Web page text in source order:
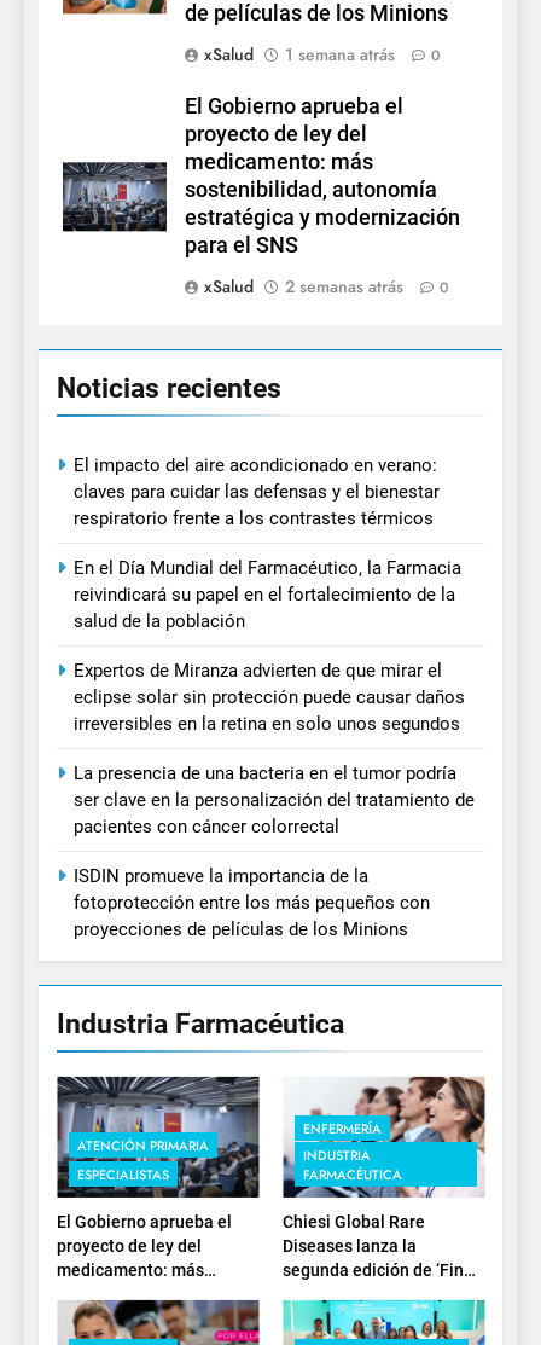
de películas de los Minions
xSalud
1 semana atrás 0
El Gobierno aprueba el
proyecto de ley del
medicamento: más
sostenibilidad, autonomía
estratégica y modernización
para el SNS
xSalud
2 semanas atrás 0
Noticias recientes
El impacto del aire acondicionado en verano:
claves para cuidar las defensas y el bienestar
respiratorio frente a los contrastes térmicos
En el Día Mundial del Farmacéutico, la Farmacia
reivindicará su papel en el fortalecimiento de la
salud de la población
Expertos de Miranza advierten de que mirar el
eclipse solar sin protección puede causar daños
irreversibles en la retina en solo unos segundos
La presencia de una bacteria en el tumor podría
ser clave en la personalización del tratamiento de
pacientes con cáncer colorrectal
ISDIN promueve la importancia de la
fotoprotección entre los más pequeños con
proyecciones de películas de los Minions
Industria Farmacéutica
ATENCIÓN PRIMARIA
ESPECIALISTAS
El Gobierno aprueba el
proyecto de ley del
medicamento: más
sostenibilidad, autonomía
estratégica y
ENFERMERÍA
INDUSTRIA
FARMACÉUTICA
Chiesi Global Rare
Diseases lanza la
segunda edición de ‘Find
For Rare’ para impulsar la
investigación en